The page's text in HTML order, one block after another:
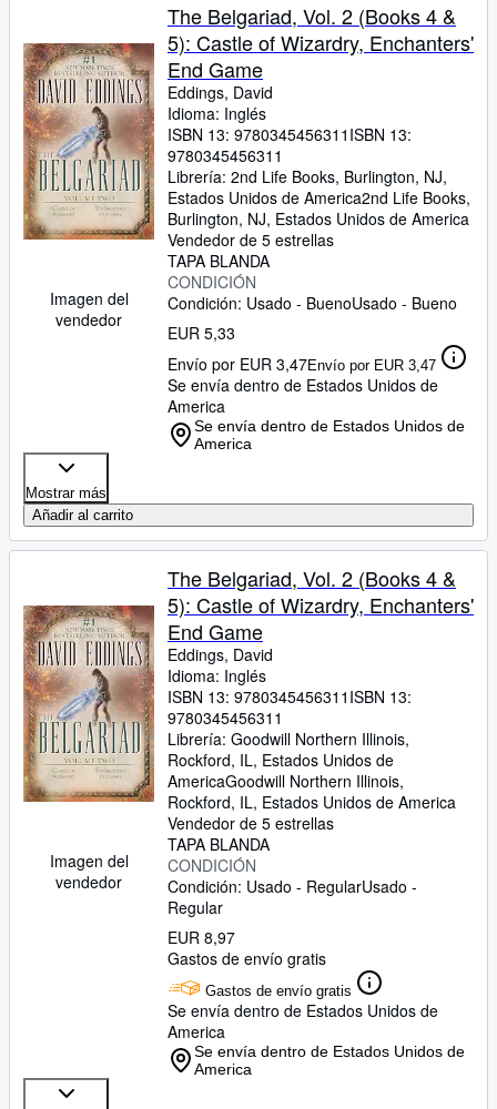
Imagen del
vendedor
The Belgariad, Vol. 2 (Books 4 &
5): Castle of Wizardry, Enchanters'
End Game
Eddings, David
Idioma: Inglés
ISBN 13: 9780345456311 ISBN 13:
9780345456311
Librería: 2nd Life Books, Burlington, NJ,
Estados Unidos de America2nd Life Books,
Burlington, NJ, Estados Unidos de America
Vendedor de 5 estrellas
TAPA BLANDA
CONDICIÓN
Condición: Usado - BuenoUsado - Bueno
EUR 5,33
Envío por EUR 3,47Envío por EUR 3,47
Se envía dentro de Estados Unidos de
America
Se envía dentro de Estados Unidos de
America
Mostrar más
Añadir al carrito
Imagen del
vendedor
The Belgariad, Vol. 2 (Books 4 &
5): Castle of Wizardry, Enchanters'
End Game
Eddings, David
Idioma: Inglés
ISBN 13: 9780345456311 ISBN 13:
9780345456311
Librería: Goodwill Northern Illinois,
Rockford, IL, Estados Unidos de
AmericaGoodwill Northern Illinois,
Rockford, IL, Estados Unidos de America
Vendedor de 5 estrellas
TAPA BLANDA
CONDICIÓN
Condición: Usado - RegularUsado -
Regular
EUR 8,97
Gastos de envío gratis
Gastos de envío gratis
Se envía dentro de Estados Unidos de
America
Se envía dentro de Estados Unidos de
America